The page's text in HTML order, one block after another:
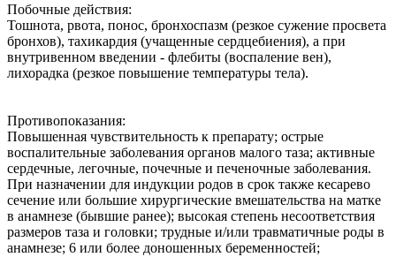
Побочные действия:
Тошнота, рвота, понос, бронхоспазм (резкое сужение просвета
бронхов), тахикардия (учащенные сердцебиения), а при
внутривенном введении - флебиты (воспаление вен),
лихорадка (резкое повышение температуры тела).
Противопоказания:
Повышенная чувствительность к препарату; острые
воспалительные заболевания органов малого таза; активные
сердечные, легочные, почечные и печеночные заболевания.
При назначении для индукции родов в срок также кесарево
сечение или большие хирургические вмешательства на матке
в анамнезе (бывшие ранее); высокая степень несоответствия
размеров таза и головки; трудные и/или травматичные роды в
анамнезе; 6 или более доношенных беременностей;